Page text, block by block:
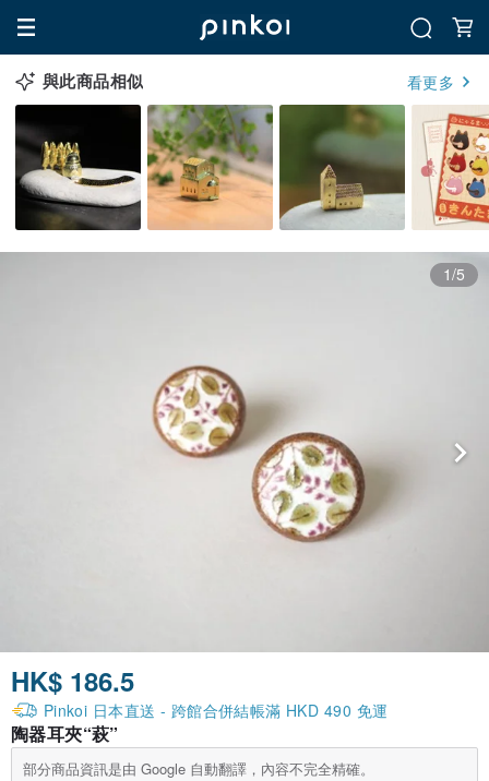
與此商品相似 看更多
1/5
HK$ 186.5
Pinkoi 日本直送 - 跨館合併結帳滿 HKD 490 免運
陶器耳夾“萩”
部分商品資訊是由 Google 自動翻譯，內容不完全精確。